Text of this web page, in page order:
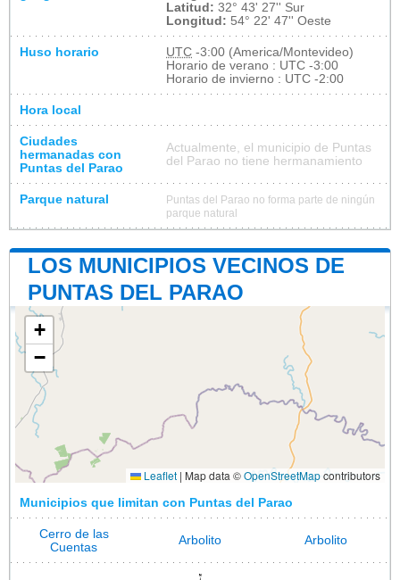
Latitud: 32° 43' 27'' Sur
Longitud: 54° 22' 47'' Oeste
Huso horario UTC -3:00 (America/Montevideo)
Horario de verano : UTC -3:00
Horario de invierno : UTC -2:00
Hora local
Ciudades
hermanadas con
Puntas del Parao
Actualmente, el municipio de Puntas
del Parao no tiene hermanamiento
Parque natural
Puntas del Parao no forma parte de ningún
parque natural
LOS MUNICIPIOS VECINOS DE
PUNTAS DEL PARAO
+
−
Leaflet | Map data ©OpenStreetMapcontributors
Municipios que limitan con Puntas del Parao
Cerro de las
Cuentas
Arbolito Arbolito